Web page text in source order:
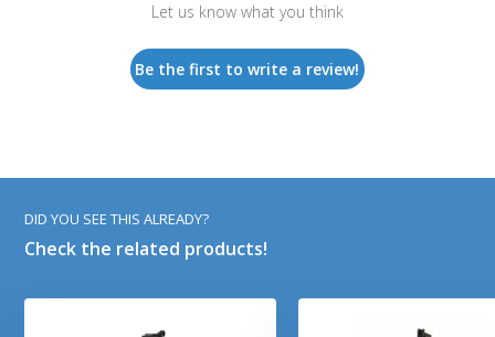
Let us know what you think
Be the first to write a review!
DID YOU SEE THIS ALREADY?
Check the related products!